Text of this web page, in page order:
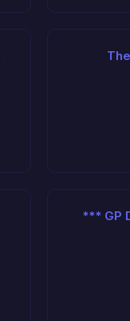
*** GP